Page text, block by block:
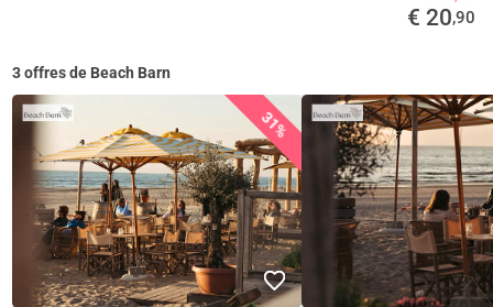
€ 20,90
3 offres de Beach Barn
31%